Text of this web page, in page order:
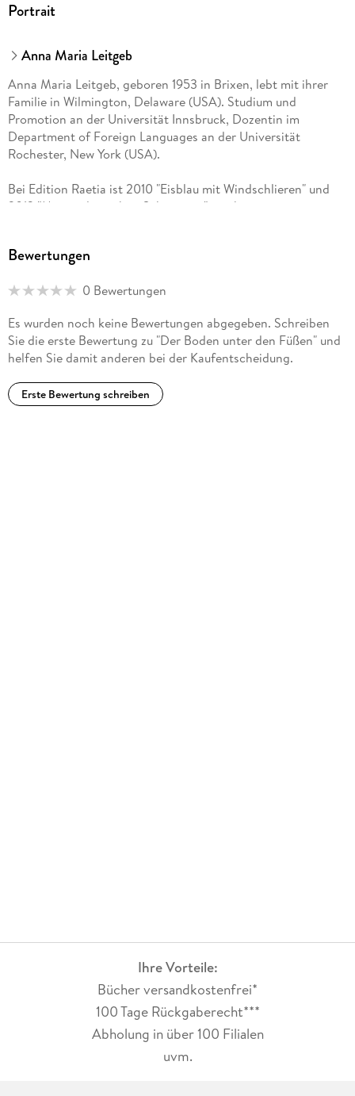
Portrait
Anna Maria Leitgeb
Anna Maria Leitgeb, geboren 1953 in Brixen, lebt mit ihrer
Familie in Wilmington, Delaware (USA). Studium und
Promotion an der Universität Innsbruck, Dozentin im
Department of Foreign Languages an der Universität
Rochester, New York (USA).
Bei Edition Raetia ist 2010 "Eisblau mit Windschlieren" und
2012 "Mutter der sieben Schmerzen" erschienen.
Bewertungen
0 Bewertungen
Es wurden noch keine Bewertungen abgegeben. Schreiben
Sie die erste Bewertung zu "Der Boden unter den Füßen" und
helfen Sie damit anderen bei der Kaufentscheidung.
Erste Bewertung schreiben
Ihre Vorteile:
Bücher versandkostenfrei*
100 Tage Rückgaberecht***
Abholung in über 100 Filialen
uvm.